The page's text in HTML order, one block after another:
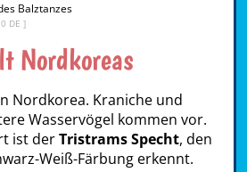
Balztanzes
DE ]
Nordkoreas
Nordkorea. Kraniche und
Wasservögel kommen vor.
ist derTristrams Specht, den
Weiß-Färbung erkennt.